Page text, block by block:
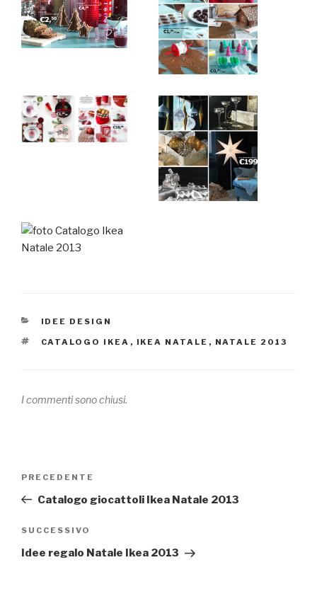
CATEGORIE
IDEE DESIGN
TAG
CATALOGO IKEA , IKEA NATALE , NATALE 2013
I commenti sono chiusi.
Articolo
precedente:
PRECEDENTE
Catalogo giocattoli Ikea Natale 2013
Articolo
successivo
SUCCESSIVO
Idee regalo Natale Ikea 2013